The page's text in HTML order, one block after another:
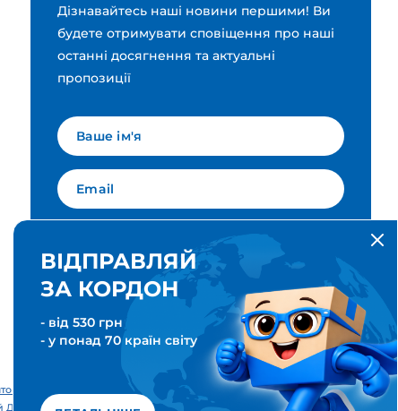
Дізнавайтесь наші новини першими! Ви
будете отримувати сповіщення про наші
останні досягнення та актуальні
пропозиції
Мова для вашої розсилки Українська
ПІДПИСАТИСЯ
& Транспортні послуги. Всі права захищені. Meest ПОШТА®
Дім «Міст Експрес».
ВІДПРАВЛЯЙ
ЗА КОРДОН
- від 530 грн
- у понад 70 країн світу